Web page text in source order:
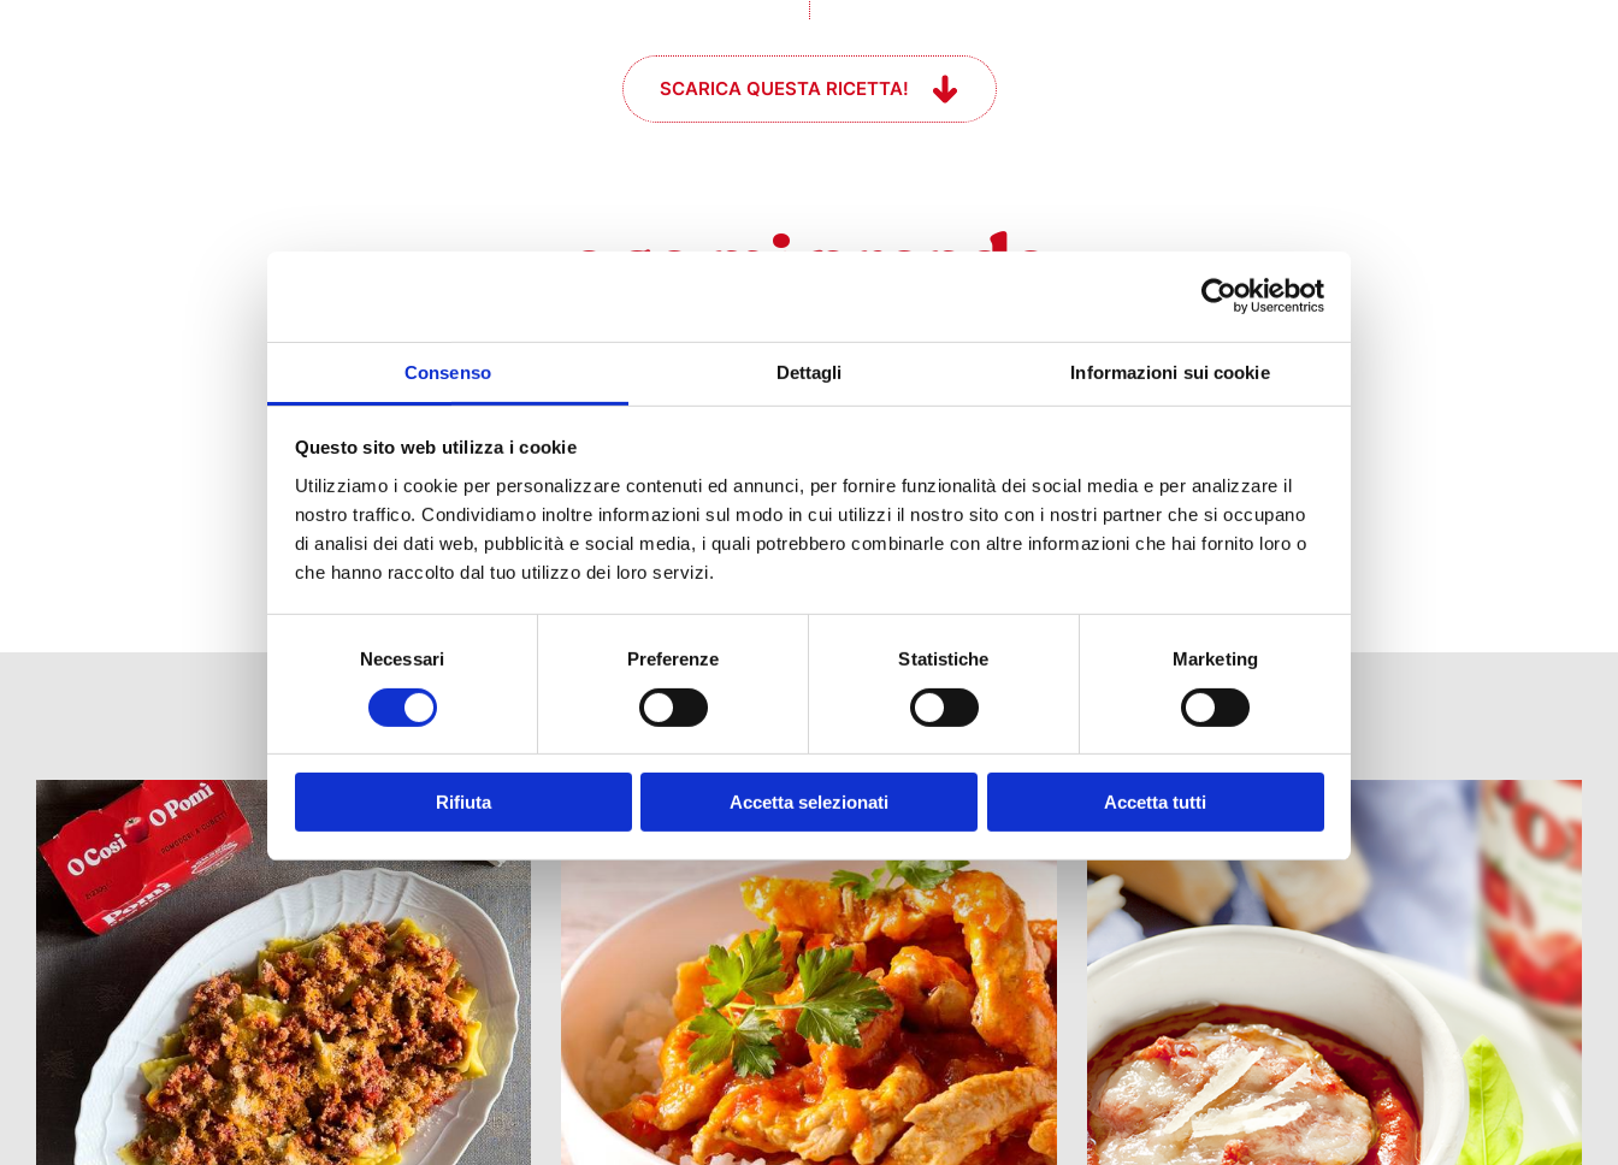
Consenso Dettagli Informazioni sui cookie
Questo sito web utilizza i cookie
Utilizziamo i cookie per personalizzare contenuti ed annunci, per fornire funzionalità dei social media e per analizzare il
nostro traffico. Condividiamo inoltre informazioni sul modo in cui utilizzi il nostro sito con i nostri partner che si occupano
di analisi dei dati web, pubblicità e social media, i quali potrebbero combinarle con altre informazioni che hai fornito loro o
che hanno raccolto dal tuo utilizzo dei loro servizi.
Necessari Preferenze Statistiche Marketing
Rifiuta Accetta selezionati Accetta tutti
SCARICA QUESTA RICETTA!
e se mi prende
il momento #chef?
ISCRIVITI ALLA NEWSLETTER
Altre ricette